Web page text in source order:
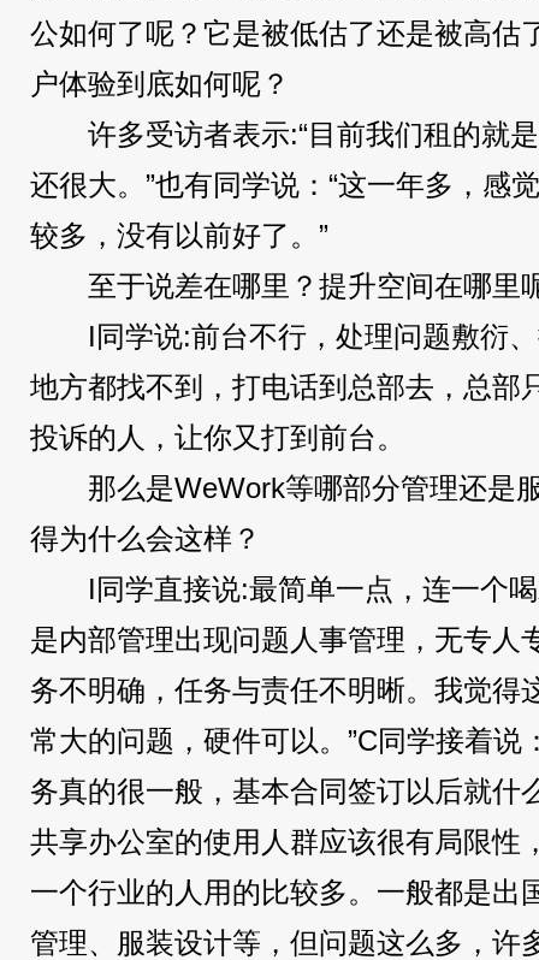
公如何了呢？它是被低估了还是被高估
户体验到底如何呢？
许多受访者表示:“目前我们租的就
还很大。”也有同学说：“这一年多，感
较多，没有以前好了。”
至于说差在哪里？提升空间在哪里
I同学说:前台不行，处理问题敷衍
地方都找不到，打电话到总部去，总部
投诉的人，让你又打到前台。
那么是WeWork等哪部分管理还是
得为什么会这样？
I同学直接说:最简单一点，连一个
是内部管理出现问题人事管理，无专人
务不明确，任务与责任不明晰。我觉得
常大的问题，硬件可以。”C同学接着说
务真的很一般，基本合同签订以后就什
共享办公室的使用人群应该很有局限性
一个行业的人用的比较多。一般都是出
管理、服装设计等，但问题这么多，许